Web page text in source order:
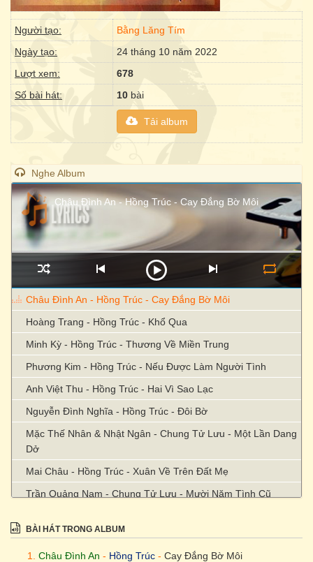
Người tạo:
Bằng Lăng Tím
Ngày tạo:
24 tháng 10 năm 2022
Lượt xem:
678
Số bài hát:
10 bài
Tải album
Nghe Album
Châu Đình An - Hồng Trúc - Cay Đắng Bờ Môi
Châu Đình An - Hồng Trúc - Cay Đắng Bờ Môi
Hoàng Trang - Hồng Trúc - Khổ Qua
Minh Kỳ - Hồng Trúc - Thương Về Miền Trung
Phương Kim - Hồng Trúc - Nếu Được Làm Người Tình
Anh Việt Thu - Hồng Trúc - Hai Vì Sao Lạc
Nguyễn Đình Nghĩa - Hồng Trúc - Đôi Bờ
Mặc Thế Nhân & Nhật Ngân - Chung Tử Lưu - Một Lần Dang
Dở
Mai Châu - Hồng Trúc - Xuân Về Trên Đất Mẹ
Trần Quảng Nam - Chung Tử Lưu - Mười Năm Tình Cũ
BÀI HÁT TRONG ALBUM
Châu Đình An - Hồng Trúc - Cay Đắng Bờ Môi